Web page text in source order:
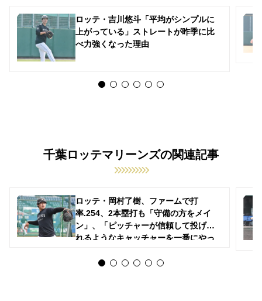
ロッテ・吉川悠斗「平均がシンプルに
上がっている」ストレートが昨季に比
べ力強くなった理由
千葉ロッテマリーンズの関連記事
ロッテ・岡村了樹、ファームで打
率.254、2本塁打も「守備の方をメイ
ン」、「ピッチャーが信頼して投げら
れるようなキャッチャーを一番にやっ